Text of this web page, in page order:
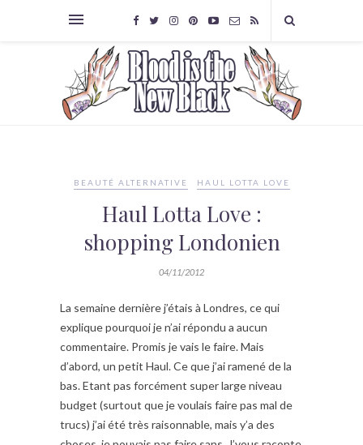
BEAUTÉ ALTERNATIVE HAUL LOTTA LOVE
Haul Lotta Love :
shopping Londonien
04/11/2012
La semaine dernière j’étais à Londres, ce qui
explique pourquoi je n’ai répondu a aucun
commentaire. Promis je vais le faire. Mais
d’abord, un petit Haul. Ce que j’ai ramené de la
bas. Etant pas forcément super large niveau
budget (surtout que je voulais faire pas mal de
trucs) j’ai été très raisonnable, mais y’a des